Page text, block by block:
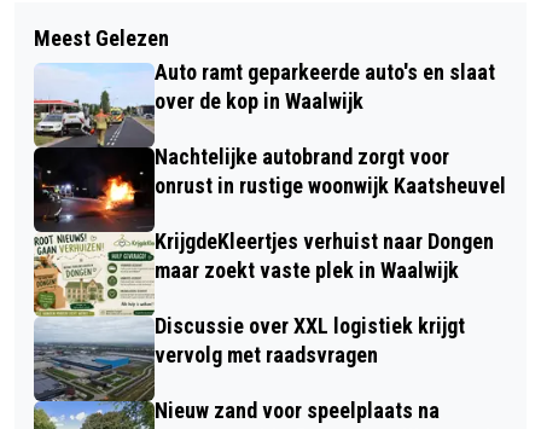
GEZELLIGE VLOOIENMARKT OP
PARKEERTERREIN MANDEMAKERS
STADION IN WAALWIJK
BEWONERS WILLEM ALEXANDERHOF
GENIETEN VAN ZONOVERGOTEN
BUURTFEEST
Meest Gelezen
Auto ramt geparkeerde auto's en slaat
over de kop in Waalwijk
Nachtelijke autobrand zorgt voor
onrust in rustige woonwijk Kaatsheuvel
KrijgdeKleertjes verhuist naar Dongen
maar zoekt vaste plek in Waalwijk
Discussie over XXL logistiek krijgt
vervolg met raadsvragen
Nieuw zand voor speelplaats na